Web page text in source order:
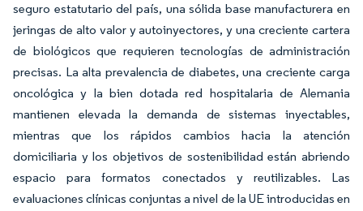
seguro estatutario del país, una sólida base manufacturera en
jeringas de alto valor y autoinyectores, y una creciente cartera
de biológicos que requieren tecnologías de administración
precisas. La alta prevalencia de diabetes, una creciente carga
oncológica y la bien dotada red hospitalaria de Alemania
mantienen elevada la demanda de sistemas inyectables,
mientras que los rápidos cambios hacia la atención
domiciliaria y los objetivos de sostenibilidad están abriendo
espacio para formatos conectados y reutilizables. Las
evaluaciones clínicas conjuntas a nivel de la UE introducidas en